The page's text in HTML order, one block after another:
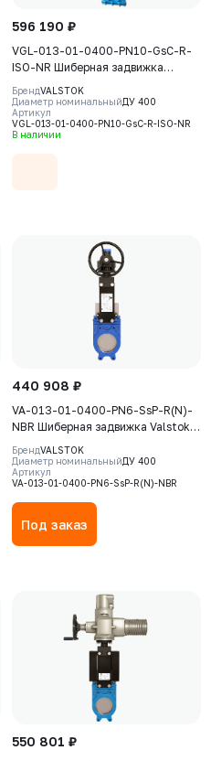
596 190 ₽
VGL-013-01-0400-PN10-GsC-R-
ISO-NR Шиберная задвижка
Valstok, серия VGL, DN 0400,
PN10, редуктор (ISO-фланец)
выдвижной шток, корпус GJS-
400-15 (GGG40) нож AISI304,
БрендVALSTOK
Диаметр номинальныйДУ 400
Артикул
VGL-013-01-0400-PN10-GsC-R-ISO-NR
В наличии
440 908 ₽
VA-013-01-0400-PN6-SsP-R(N)-
NBR Шиберная задвижка Valstok,
серия VА, DN 0400, PN=6 Бар,
редуктор, невыдвижной шток,
корпус GJS-400-15 (GGG40), нож
AISI304, седловое уплотнение
NBR
БрендVALSTOK
Диаметр номинальныйДУ 400
Артикул
VA-013-01-0400-PN6-SsP-R(N)-NBR
Под заказ
550 801 ₽